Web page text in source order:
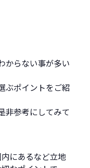
からない事が多い
ぶポイントをご紹
非参考にしてみて
にあるなど立地